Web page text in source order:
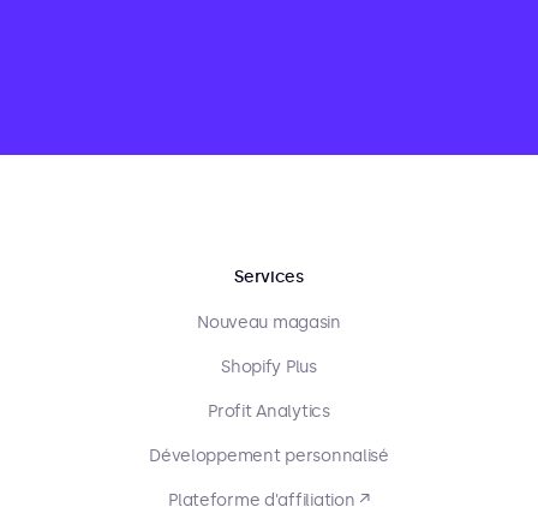
Services
Nouveau magasin
Shopify Plus
Profit Analytics
Développement personnalisé
Plateforme d'affiliation ↗